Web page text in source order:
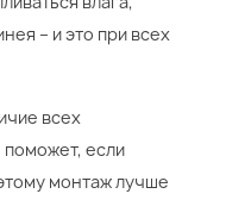
– и это при всех
всех
если
монтаж лучше